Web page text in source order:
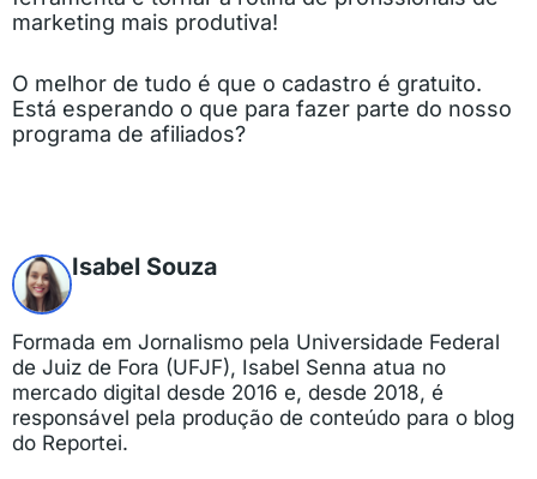
marketing mais produtiva!
O melhor de tudo é que o cadastro é gratuito.
Está esperando o que para fazer parte do nosso
programa de afiliados?
Isabel Souza
Formada em Jornalismo pela Universidade Federal
de Juiz de Fora (UFJF), Isabel Senna atua no
mercado digital desde 2016 e, desde 2018, é
responsável pela produção de conteúdo para o blog
do Reportei.